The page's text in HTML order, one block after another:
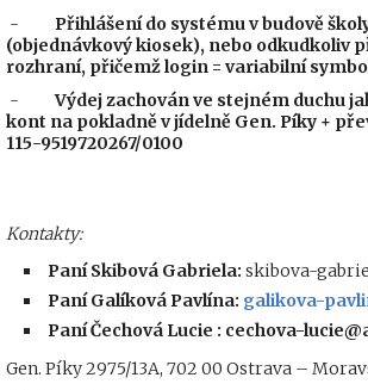
- Přihlášení do systému v budově
(objednávkový kiosek), nebo odkudkoliv
rozhraní, přičemž login = variabilní
-Výdej zachován ve stejném duchu
kont na pokladně v jídelně Gen. Píky +
115-9519720267/0100
Kontakty:
Paní Skibová Gabriela: skibova-
Paní Galíková Pavlína: galikova-
Paní Čechová Lucie : cechova-
Gen. Píky 2975/13A, 702 00 Ostrava –